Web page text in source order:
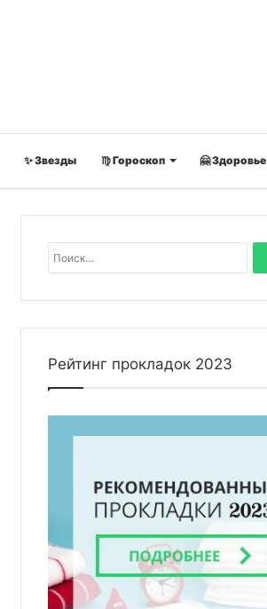
✨ Звезды ♍ Гороскоп 🤗 Здоровье
а
и
Рейтинг прокладок 2023